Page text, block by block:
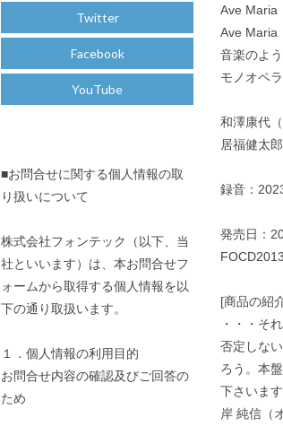
Ave Maria
Ave
音楽のよ
モノオペ
和澤康代（
居福健太
録音：
発売日：
[商品の紹
・・・そ
否定しな
ろう。本
下さいます
岸 純信（
Twitter
Facebook
YouTube
■お問合せに関する個人情報の取
り扱いについて
株式会社フォンテック（以下、当
社といいます）は、本お問合せフ
ォームから取得する個人情報を以
下の通り取扱います。
１．個人情報の利用目的
お問合せ内容の確認及びご回答の
ため